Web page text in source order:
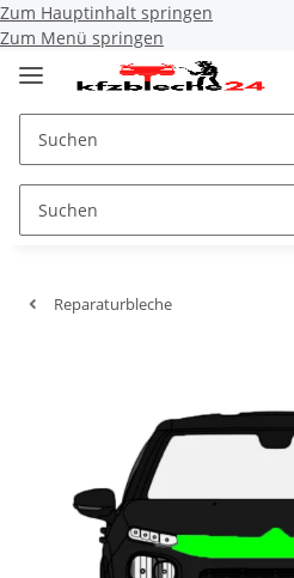
Zum Hauptinhalt springen
Zum Menü springen
Reparaturbleche